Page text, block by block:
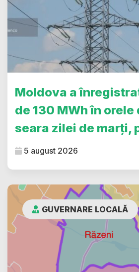
Moldova a
de 130 MWh în orele
seara zilei de marți,
5 august 2026
GUVERNARE LOCALĂ